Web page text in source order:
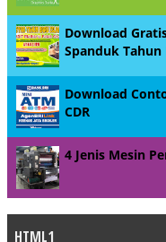
Download
Spanduk
Download
CDR
4 Jenis Mesin
HTML1